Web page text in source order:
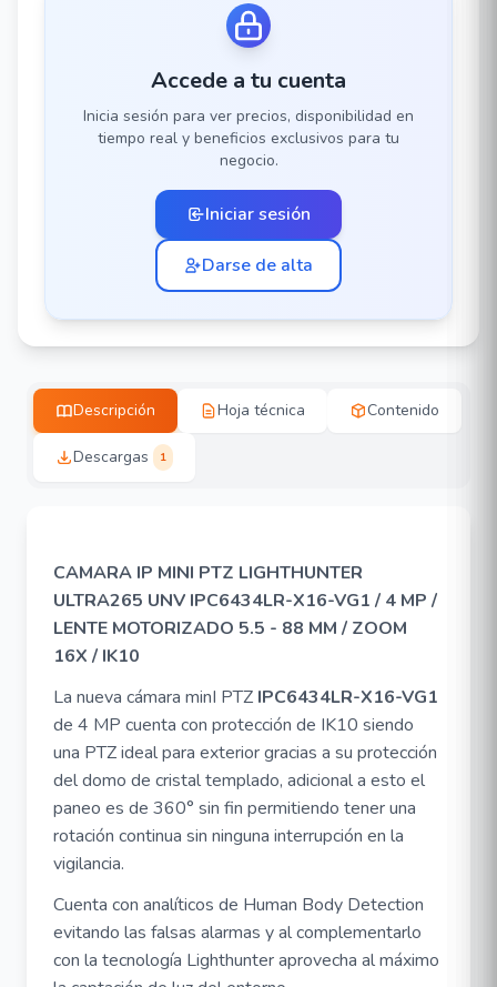
Accede a tu cuenta
Inicia sesión para ver precios, disponibilidad en
tiempo real y beneficios exclusivos para tu
negocio.
Iniciar sesión
Darse de alta
Descripción Hoja técnica Contenido
Descargas 1
CAMARA IP MINI PTZ LIGHTHUNTER
ULTRA265 UNV IPC6434LR-X16-VG1 / 4 MP /
LENTE MOTORIZADO 5.5 - 88 MM / ZOOM
16X / IK10
La nueva cámara minI PTZ IPC6434LR-X16-VG1
de 4 MP cuenta con protección de IK10 siendo
una PTZ ideal para exterior gracias a su protección
del domo de cristal templado, adicional a esto el
paneo es de 360° sin fin permitiendo tener una
rotación continua sin ninguna interrupción en la
vigilancia.
Cuenta con analíticos de Human Body Detection
evitando las falsas alarmas y al complementarlo
con la tecnología Lighthunter aprovecha al máximo